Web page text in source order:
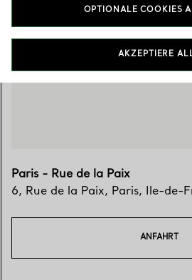
Besuchen
Paris - Rue de la Paix
6, Rue de la Paix, Paris, Ile-de-
ANFAHRT
OPTIONALE COOKIES
AKZEPTIERE